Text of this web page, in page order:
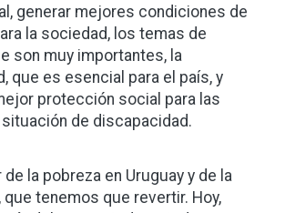
generar mejores condiciones de
la sociedad, los temas de
son muy importantes, la
que es esencial para el país, y
protección social para las
de discapacidad.
de la pobreza en Uruguay y de la
que tenemos que revertir. Hoy,